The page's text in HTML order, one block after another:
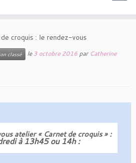
croquis : le rendez-vous
classé le3 octobre 2016 par Catherine
atelier « Carnet de croquis » :
à 13h45ou 14h :